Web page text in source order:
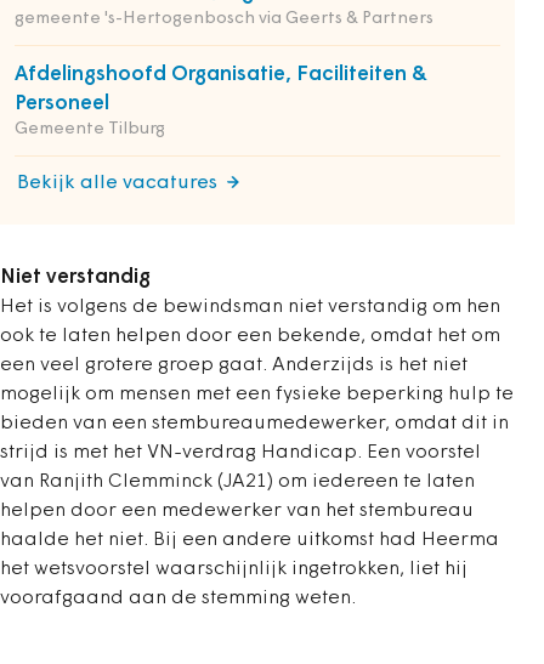
gemeente 's-Hertogenbosch via Geerts & Partners
Afdelingshoofd Organisatie, Faciliteiten &
Personeel
Gemeente Tilburg
Bekijk alle vacatures
Niet verstandig
Het is volgens de bewindsman niet verstandig om hen
ook te laten helpen door een bekende, omdat het om
een veel grotere groep gaat. Anderzijds is het niet
mogelijk om mensen met een fysieke beperking hulp te
bieden van een stembureaumedewerker, omdat dit in
strijd is met het VN-verdrag Handicap. Een voorstel
van Ranjith Clemminck (JA21) om iedereen te laten
helpen door een medewerker van het stembureau
haalde het niet. Bij een andere uitkomst had Heerma
het wetsvoorstel waarschijnlijk ingetrokken, liet hij
voorafgaand aan de stemming weten.